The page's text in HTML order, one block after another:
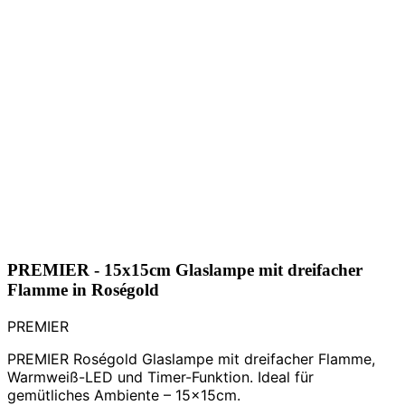
PREMIER - 15x15cm Glaslampe mit dreifacher
Flamme in Roségold
PREMIER
PREMIER Roségold Glaslampe mit dreifacher Flamme,
Warmweiß-LED und Timer-Funktion. Ideal für
gemütliches Ambiente – 15x15cm.